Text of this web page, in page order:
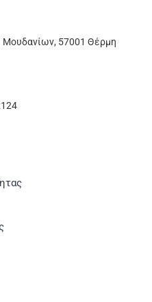
Μουδανίων, 57001 Θέρμη